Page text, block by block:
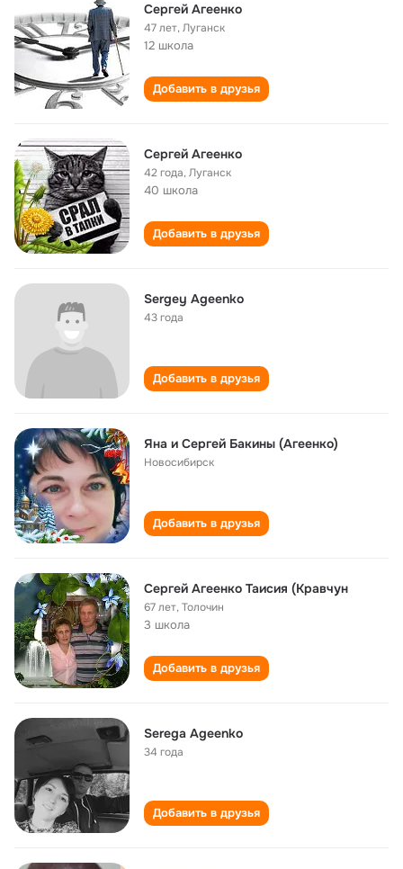
Сергей Агеенко
47 лет,Луганск
12 школа
Добавить в друзья
Сергей Агеенко
42 года,Луганск
40 школа
Добавить в друзья
Sergey Ageenko
43 года
Добавить в друзья
Яна и Сергей Бакины (Агеенко)
Новосибирск
Добавить в друзья
Сергей Агеенко Таисия (Кравчун
67 лет,Толочин
3 школа
Добавить в друзья
Serega Ageenko
34 года
Добавить в друзья